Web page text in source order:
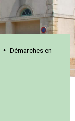
• Démarches en